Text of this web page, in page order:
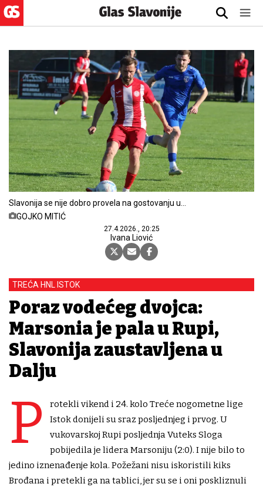
Slavonija se nije dobro provela na gostovanju u
Dalju
GOJKO MITIĆ
27.4.2026., 20:25
Ivana Liović
TREĆA HNL ISTOK
Poraz vodećeg dvojca:
Marsonia je pala u Rupi,
Slavonija zaustavljena u
Dalju
P
rotekli vikend i 24. kolo Treće nogometne lige
Istok donijeli su sraz posljednjeg i prvog. U
vukovarskoj Rupi posljednja Vuteks Sloga
pobijedila je lidera Marsoniju (2:0). I nije bilo to
jedino iznenađenje kola. Požežani nisu iskoristili kiks
Brođana i pretekli ga na tablici, jer su se i oni poskliznuli